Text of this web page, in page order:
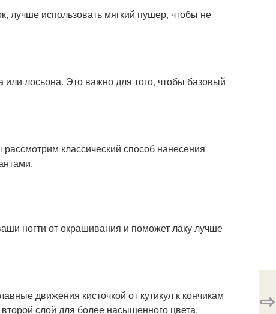
лучше использовать мягкий пушер, чтобы не
лосьона. Это важно для того, чтобы базовый
классический способ нанесения
ногти от окрашивания и поможет лаку лучше
движения кисточкой от кутикул к кончикам
слой для более насыщенного цвета.
⇨